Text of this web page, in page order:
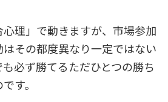
理」で動きますが、市場参加
その都度異なり一定ではない
必ず勝てるただひとつの勝ち
す。